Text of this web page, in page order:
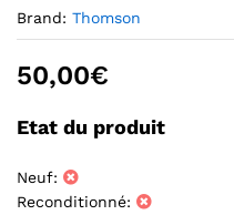
Brand: Thomson
50,00€
Etat du produit
Neuf:
Reconditionné: